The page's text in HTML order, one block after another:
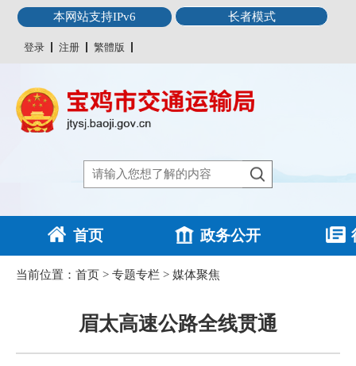
本网站支持IPv6 长者模式
登录 注册 繁體版
首页 政务公开
当前位置： 首页 > 专题专栏 > 媒体聚焦
眉太高速公路全线贯通